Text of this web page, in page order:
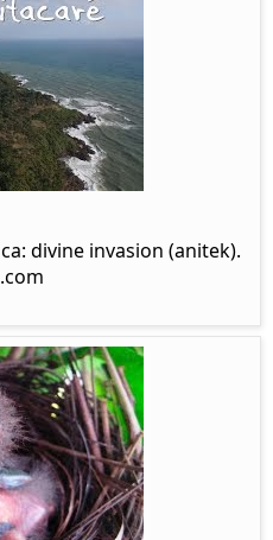
divine invasion (anitek).